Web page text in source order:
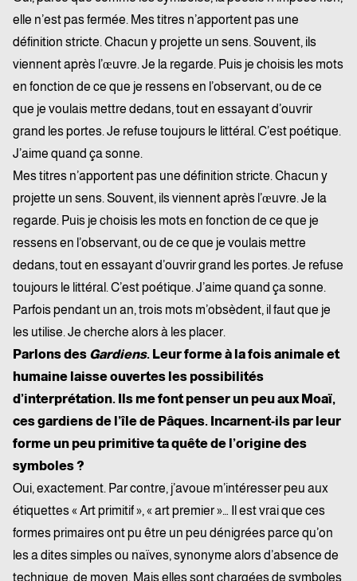
elle n’est pas fermée. Mes titres n’apportent pas une
définition stricte. Chacun y projette un sens. Souvent, ils
viennent après l’œuvre. Je la regarde. Puis je choisis les mots
en fonction de ce que je ressens en l’observant, ou de ce
que je voulais mettre dedans, tout en essayant d’ouvrir
grand les portes. Je refuse toujours le littéral. C’est poétique.
J’aime quand ça sonne.
Mes titres n’apportent pas une définition stricte. Chacun y
projette un sens. Souvent, ils viennent après l’œuvre. Je la
regarde. Puis je choisis les mots en fonction de ce que je
ressens en l’observant, ou de ce que je voulais mettre
dedans, tout en essayant d’ouvrir grand les portes. Je refuse
toujours le littéral. C’est poétique. J’aime quand ça sonne.
Parfois pendant un an, trois mots m’obsèdent, il faut que je
les utilise. Je cherche alors à les placer.
Parlons des Gardiens. Leur forme à la fois animale et
humaine laisse ouvertes les possibilités
d’interprétation. Ils me font penser un peu aux Moaï,
ces gardiens de l’île de Pâques. Incarnent-ils par leur
forme un peu primitive ta quête de l’origine des
symboles ?
Oui, exactement. Par contre, j’avoue m’intéresser peu aux
étiquettes « Art primitif », « art premier »… Il est vrai que ces
formes primaires ont pu être un peu dénigrées parce qu’on
les a dites simples ou naïves, synonyme alors d’absence de
technique, de moyen. Mais elles sont chargées de symboles